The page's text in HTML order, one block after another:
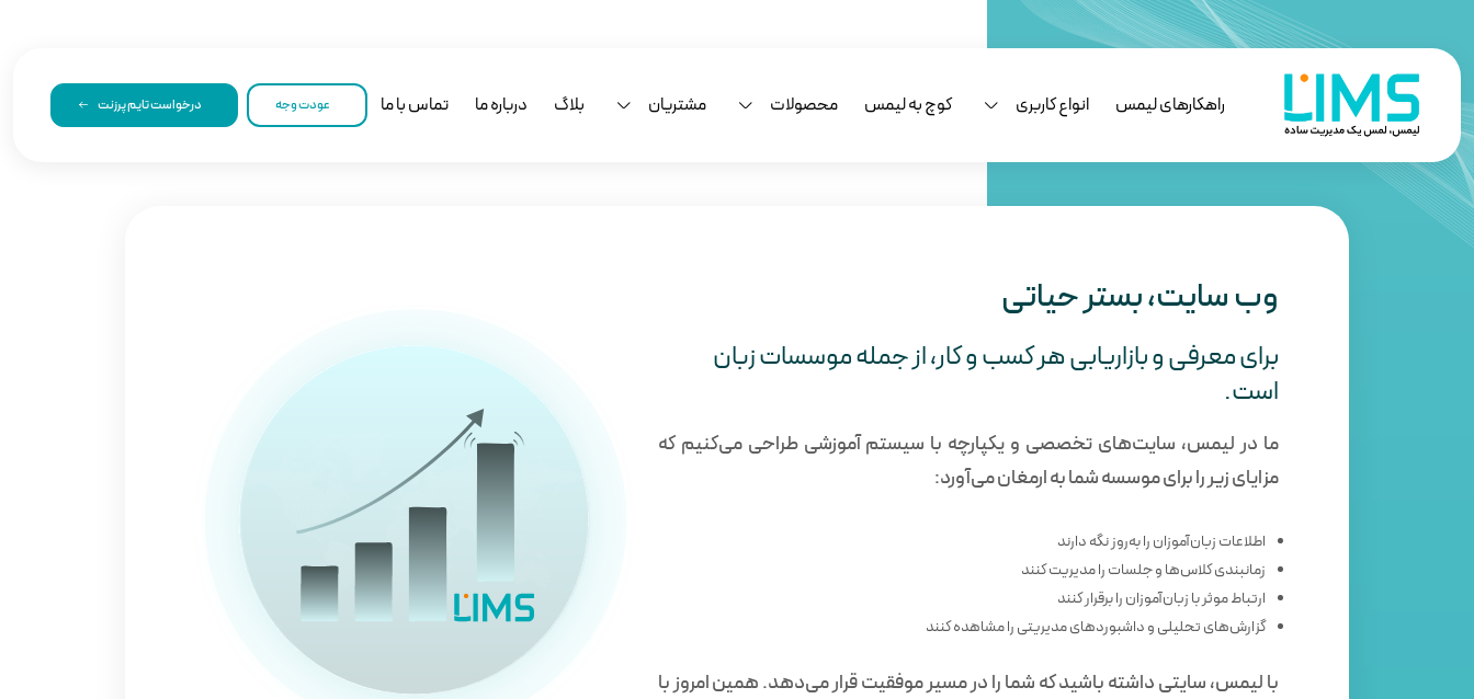
راهکارهای لیمس انواع کاربری کوچ به لیمس محصولات مشتریان بلاگ درباره ما تماس با ما عودت وجه درخواست تایم پرزنت
وب سایت، بستر حیاتی
برای معرفی و بازاریابی هر کسب و کار، از جمله موسسات زبان
است.
ما در لیمس، سایت‌های تخصصی و یکپارچه با سیستم آموزشی طراحی می‌کنیم که
مزایای زیر را برای موسسه شما به ارمغان می‌آورد:
اطلاعات زبان‌آموزان را به‌روز نگه دارند
زمانبندی کلاس‌ها و جلسات را مدیریت کنند
ارتباط موثر با زبان‌آموزان را برقرار کنند
گزارش‌های تحلیلی و داشبوردهای مدیریتی را مشاهده کنند
با لیمس، سایتی داشته باشید که شما را در مسیر موفقیت قرار می‌دهد. همین امروز با